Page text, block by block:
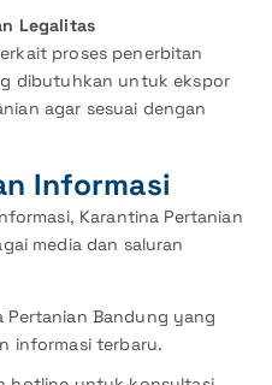
Legalitas
proses penerbitan
dibutuhkan untuk ekspor
agar sesuai dengan
Informasi
Karantina Pertanian
media dan saluran
Pertanian Bandung yang
informasi terbaru.